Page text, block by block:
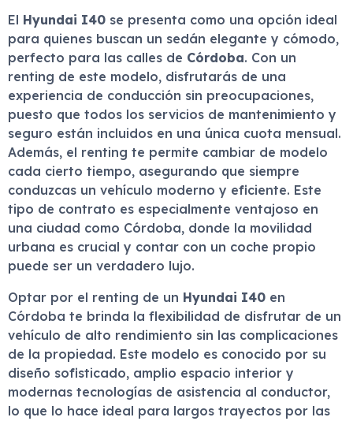
El Hyundai I40 se presenta como una opción ideal
para quienes buscan un sedán elegante y cómodo,
perfecto para las calles de Córdoba. Con un
renting de este modelo, disfrutarás de una
experiencia de conducción sin preocupaciones,
puesto que todos los servicios de mantenimiento y
seguro están incluidos en una única cuota mensual.
Además, el renting te permite cambiar de modelo
cada cierto tiempo, asegurando que siempre
conduzcas un vehículo moderno y eficiente. Este
tipo de contrato es especialmente ventajoso en
una ciudad como Córdoba, donde la movilidad
urbana es crucial y contar con un coche propio
puede ser un verdadero lujo.
Optar por el renting de un Hyundai I40 en
Córdoba te brinda la flexibilidad de disfrutar de un
vehículo de alto rendimiento sin las complicaciones
de la propiedad. Este modelo es conocido por su
diseño sofisticado, amplio espacio interior y
modernas tecnologías de asistencia al conductor,
lo que lo hace ideal para largos trayectos por las